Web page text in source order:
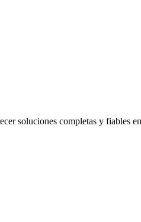
soluciones completas y fiables